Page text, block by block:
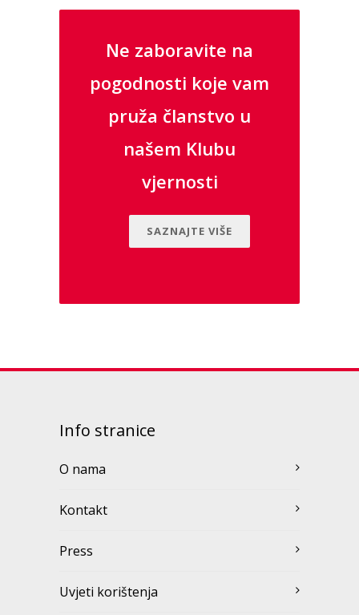
Ne zaboravite na
pogodnosti koje vam
pruža članstvo u
našem Klubu
vjernosti
SAZNAJTE VIŠE
Info stranice
O nama
Kontakt
Press
Uvjeti korištenja